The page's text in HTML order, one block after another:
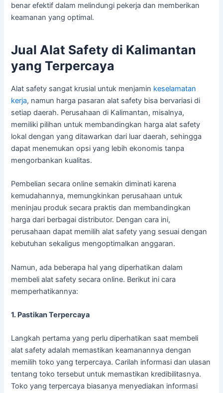
benar efektif dalam melindungi pekerja dan memberikan
keamanan yang optimal.
Jual Alat Safety di Kalimantan
yang Terpercaya
Alat safety sangat krusial untuk menjamin keselamatan
kerja, namun harga pasaran alat safety bisa bervariasi di
setiap daerah. Perusahaan di Kalimantan, misalnya,
memiliki pilihan untuk membandingkan harga alat safety
lokal dengan yang ditawarkan dari luar daerah, sehingga
dapat menemukan opsi yang lebih ekonomis tanpa
mengorbankan kualitas.
Pembelian secara online semakin diminati karena
kemudahannya, memungkinkan perusahaan untuk
meninjau produk secara praktis dan membandingkan
harga dari berbagai distributor. Dengan cara ini,
perusahaan dapat memilih alat safety yang sesuai dengan
kebutuhan sekaligus mengoptimalkan anggaran.
Namun, ada beberapa hal yang diperhatikan dalam
membeli alat safety secara online. Berikut ini cara
memperhatikannya:
1. Pastikan Terpercaya
Langkah pertama yang perlu diperhatikan saat membeli
alat safety adalah memastikan keamanannya dengan
memilih toko yang terpercaya. Carilah informasi dan ulasan
tentang toko tersebut untuk memastikan kredibilitasnya.
Toko yang terpercaya biasanya menyediakan informasi